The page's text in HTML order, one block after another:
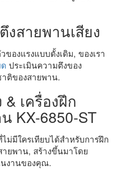
งสายพานเสียง
ของแรงแบบดั้งเดิม, ของเรา
ประเมินความตึงของ
ติของสายพาน.
เครื่องฝึก
KX-6850-ST
ไม่มีใครเทียบได้สำหรับการฝึก
ยพาน, สร้างขึ้นมาโดย
นงานของคุณ.